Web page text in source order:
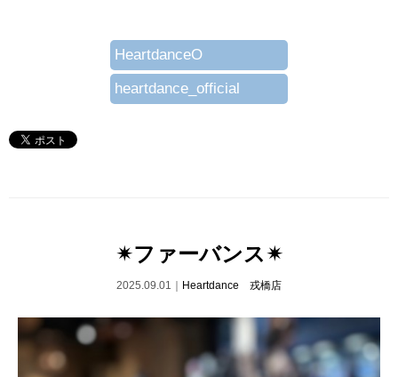
HeartdanceO
heartdance_official
✴︎ファーバンス✴︎
2025.09.01｜ Heartdance 戎橋店